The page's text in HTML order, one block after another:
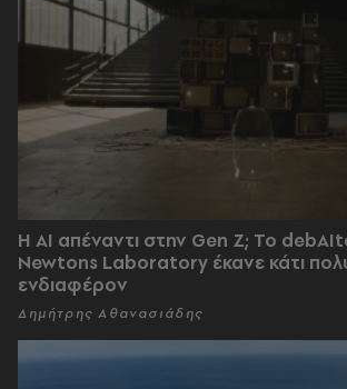
Η AI απέναντι στην Gen Z; Το
Newtons Laboratory έκανε κάτι
ενδιαφέρον
Δημήτρης Αθανασιάδης